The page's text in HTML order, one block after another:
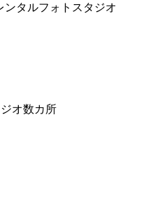
ンタルフォトスタジオ
オ数カ所